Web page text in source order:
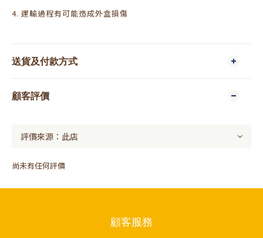
4. 運輸過程有可能造成外盒損傷
送貨及付款方式
顧客評價
尚未有任何評價
顧客服務